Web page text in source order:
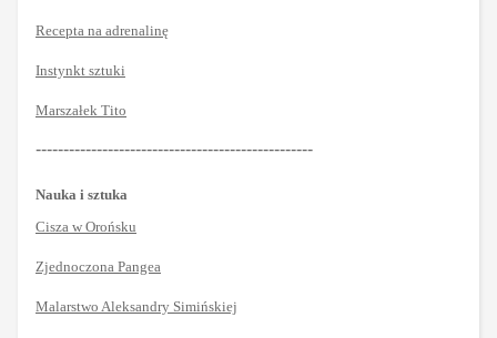
Recepta na adrenalinę
Instynkt sztuki
Marszałek Tito
--------------------------------------------------
Nauka i sztuka
Cisza w Orońsku
Zjednoczona Pangea
Malarstwo Aleksandry Simińskiej